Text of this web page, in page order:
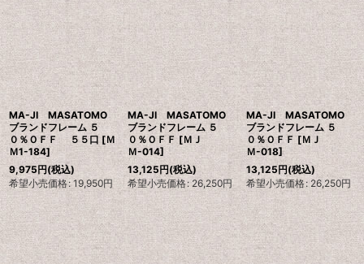
MA-JI MASATOMO
ブランドフレーム ５
０％ＯＦＦ ５５口 [Ｍ
Ｍ1-184]
9,975円(税込)
希望小売価格 : 19,950円
MA-JI MASATOMO
ブランドフレーム ５
０％ＯＦＦ [ＭＪ
Ｍ-014]
13,125円(税込)
希望小売価格: 26,250円
MA-JI MASATOMO
ブランドフレーム ５
０％ＯＦＦ [ＭＪ
Ｍ-018]
13,125円(税込)
希望小売価格 : 26,250円